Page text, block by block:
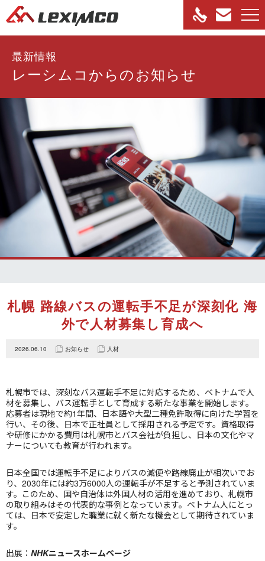
最新情報
レーシムコからのお知らせ
札幌 路線バスの運転手不足が深刻化 海
外で人材募集し育成へ
2026.06.10 お知らせ 人材
札幌市では、深刻なバス運転手不足に対応するため、ベトナムで人
材を募集し、バス運転手として育成する新たな事業を開始します。
応募者は現地で約1年間、日本語や大型二種免許取得に向けた学習を
行い、その後、日本で正社員として採用される予定です。資格取得
や研修にかかる費用は札幌市とバス会社が負担し、日本の文化やマ
ナーについても教育が行われます。
日本全国では運転手不足によりバスの減便や路線廃止が相次いでお
り、2030年には約3万6000人の運転手が不足すると予測されていま
す。このため、国や自治体は外国人材の活用を進めており、札幌市
の取り組みはその代表的な事例となっています。ベトナム人にとっ
ては、日本で安定した職業に就く新たな機会として期待されていま
す。
出展： NHKニュースホームページ